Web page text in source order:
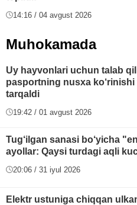
14:16 / 04 avgust 2026
Muhokamada
Uy hayvonlari uchun talab
pasportning nusxa
tarqaldi
19:42 / 01 avgust 2026
Tug‘ilgan sanasi bo‘yicha
ayollar: Qaysi turdagi aqli
20:06 / 31 iyul 2026
Elektr ustuniga chiqqan